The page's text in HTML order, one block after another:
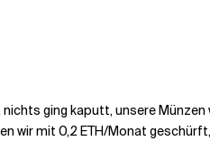
ging kaputt, unsere
wir mit 0,2 ETH/Monat